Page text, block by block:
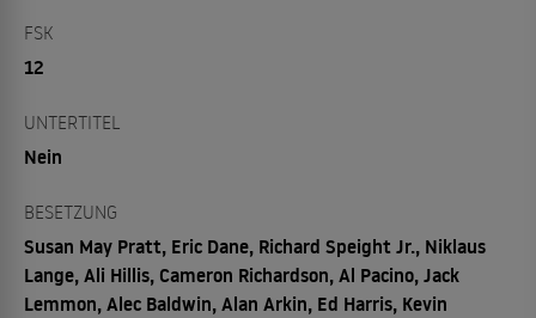
FSK
12
UNTERTITEL
Nein
BESETZUNG
Susan May Pratt, Eric Dane, Richard Speight Jr., Niklaus
Lange, Ali Hillis, Cameron Richardson, Al Pacino, Jack
Lemmon, Alec Baldwin, Alan Arkin, Ed Harris, Kevin